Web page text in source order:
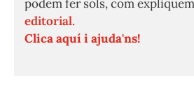
podem fer sols, com
editorial.
Clica aquí i ajuda'ns!